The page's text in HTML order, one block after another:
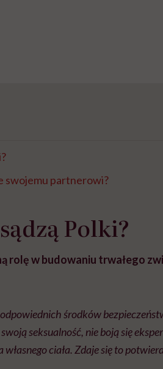
swojemu partnerowi?
Polki?
rolę w budowaniu trwałego
środków
seksualność, nie boją się
ciała. Zdaje się to